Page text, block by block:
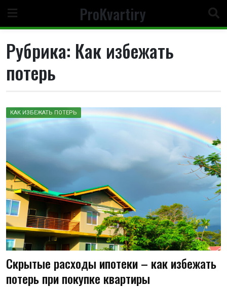
содержимому
ProKvartiry
Рубрика: Как избежать
потерь
КАК ИЗБЕЖАТЬ ПОТЕРЬ
Скрытые расходы ипотеки – как избежать
потерь при покупке квартиры